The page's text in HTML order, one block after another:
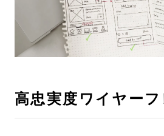
高忠実度ワイヤーフ